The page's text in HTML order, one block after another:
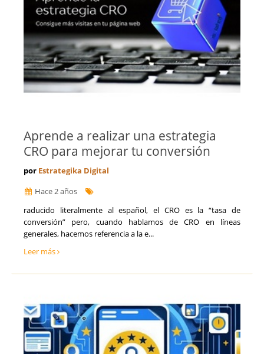
Aprende a realizar una estrategia
CRO para mejorar tu conversión
por Estrategika Digital
Hace 2 años
raducido literalmente al español, el CRO es la “tasa de
conversión” pero, cuando hablamos de CRO en líneas
generales, hacemos referencia a la e...
Leer más